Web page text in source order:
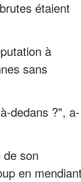
étaient
à
sans
dedans ?", a-
son
en